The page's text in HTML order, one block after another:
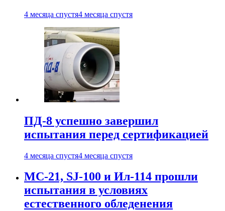
4 месяца спустя4 месяца спустя
ПД-8 успешно завершил
испытания перед сертификацией
4 месяца спустя4 месяца спустя
МС-21, SJ-100 и Ил-114 прошли
испытания в условиях
естественного обледенения